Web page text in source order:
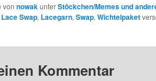
von nowak unterStöckchen/Memes und
Lace Swap, Lacegarn, Swap, Wichtelpaket
Kommentar